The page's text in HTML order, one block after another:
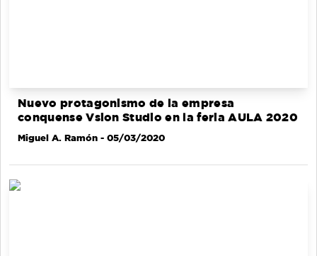
Nuevo protagonismo de la empresa
conquense Vsion Studio en la feria AULA 2020
Miguel A. Ramón - 05/03/2020